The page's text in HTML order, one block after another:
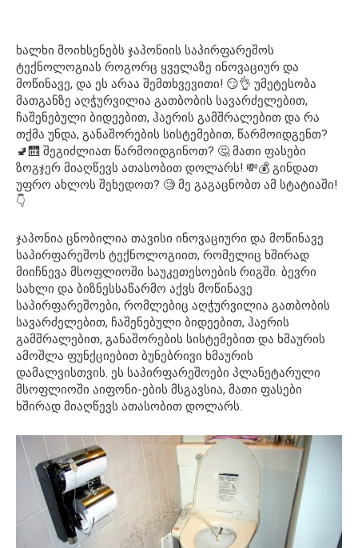
ხალხი მოიხსენებს ჯაპონიის საპირფარეშოს
ტექნოლოგიას როგორც ყველაზე ინოვაციურ და
მოწინავე, და ეს არაა შემთხვევითი! 😏👌 უმეტესობა
მათგანზე აღჭურვილია გათბობის სავარძელებით,
ჩაშენებული ბიდეებით, ჰაერის გამშრალებით და რა
თქმა უნდა, განაშორების სისტემებით, წარმოიდგენთ?
🚽🛗 შეგიძლიათ წარმოიდგინოთ? 🤔 მათი ფასები
ზოგჯერ მიაღწევს ათასობით დოლარს! 💸💰 გინდათ
უფრო ახლოს შეხედოთ? 🧐 მე გაგაცნობთ ამ სტატიაში!
👇
ჯაპონია ცნობილია თავისი ინოვაციური და მოწინავე
საპირფარეშოს ტექნოლოგიით, რომელიც ხშირად
მიიჩნევა მსოფლიოში საუკეთესოების რიგში. ბევრი
სახლი და ბიზნესსაწარმო აქვს მოწინავე
საპირფარეშოები, რომლებიც აღჭურვილია გათბობის
სავარძელებით, ჩაშენებული ბიდეებით, ჰაერის
გამშრალებით, განაშორების სისტემებით და ხმაურის
ამოშლა ფუნქციებით ბუნებრივი ხმაურის
დამალვისთვის. ეს საპირფარეშოები პლანეტარული
მსოფლიოში აიფონი-ების მსგავსია, მათი ფასები
ხშირად მიაღწევს ათასობით დოლარს.